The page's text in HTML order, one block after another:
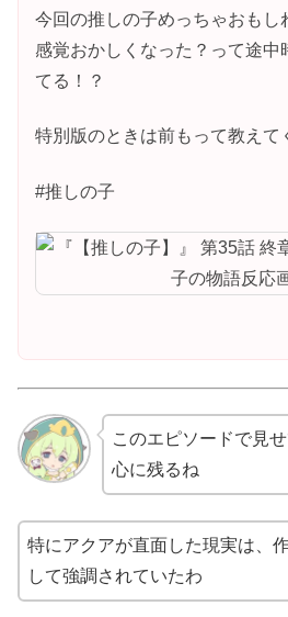
今回の推しの子めっちゃおもし
感覚おかしくなった？って途中
てる！？
特別版のときは前もって教えて
#推しの子
このエピソードで見
心に残るね
特にアクアが直面した現実は、
して強調されていたわ